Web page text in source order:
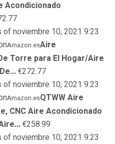
Acondicionado
noviembre 10, 2021 9:23
Amazon.esAire
Torre para El Hogar/Aire
€272.77
noviembre 10, 2021 9:23
Amazon.esQTWW Aire
CNC Aire Acondicionado
€258.99
noviembre 10, 2021 9:23